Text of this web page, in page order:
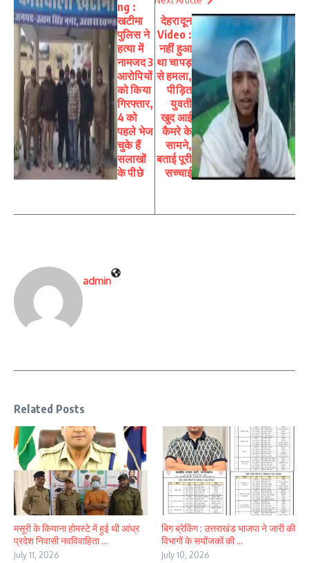
ng :
खटीमा
पुलिस ने
हत्या में
नामजद 3
आरोपियों
को किया
गिरफ्तार,
4 को
पहले भेज
चुके हैं
सलाखों
के पीछे
देहरादून
Video :
नहीं हुआ
था चापड़
से हमला,
पीड़ित
युवती
खुद आई
कैमरे के
सामने,
बताई पूरी
सच्चाई
admin
Related Posts
मसूरी के कियाना होमस्टे में हुई थी आंध्र
प्रदेश निवासी नवविवाहिता ...
July 11, 2026
बिग ब्रेकिंग : उत्तराखंड भाजपा ने जारी की
विभागों के सयोंजकों की ...
July 10, 2026